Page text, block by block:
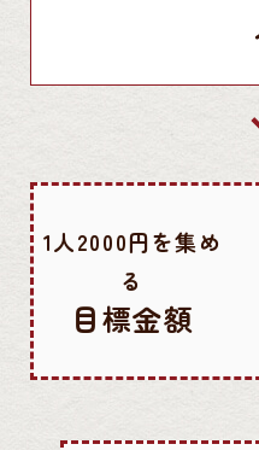
1人2000円を集め
る
目標金額